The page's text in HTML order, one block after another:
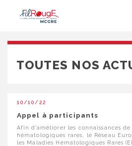
content
Rechercher :
TOUTES NOS
10/10/22
Appel à participants
Afin d'améliorer les connaissances
hématologiques rares, le Réseau
les Maladies Hématologiques Rares